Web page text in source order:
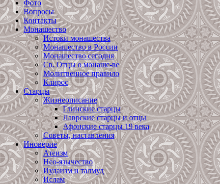
Фото
Вопросы
Контакты
Монашество
Истоки монашества
Монашество в России
Монашество сегодня
Св. Отцы о монаше-ве
Молитвенное правило
Клирос
Старцы
Жизнеописание
Глинские старцы
Лаврские старцы и отцы
Афонские старцы 19 века
Советы, наставления
Иноверие
Атеизм
Нео-язычество
Иудаизм и талмуд
Ислам